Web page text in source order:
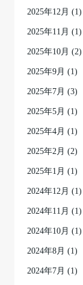
2025年12月 (1)
2025年11月 (1)
2025年10月 (2)
2025年9月 (1)
2025年7月 (3)
2025年5月 (1)
2025年4月 (1)
2025年2月 (2)
2025年1月 (1)
2024年12月 (1)
2024年11月 (1)
2024年10月 (1)
2024年8月 (1)
2024年7月 (1)